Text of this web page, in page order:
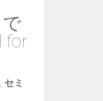
で
for
セミ